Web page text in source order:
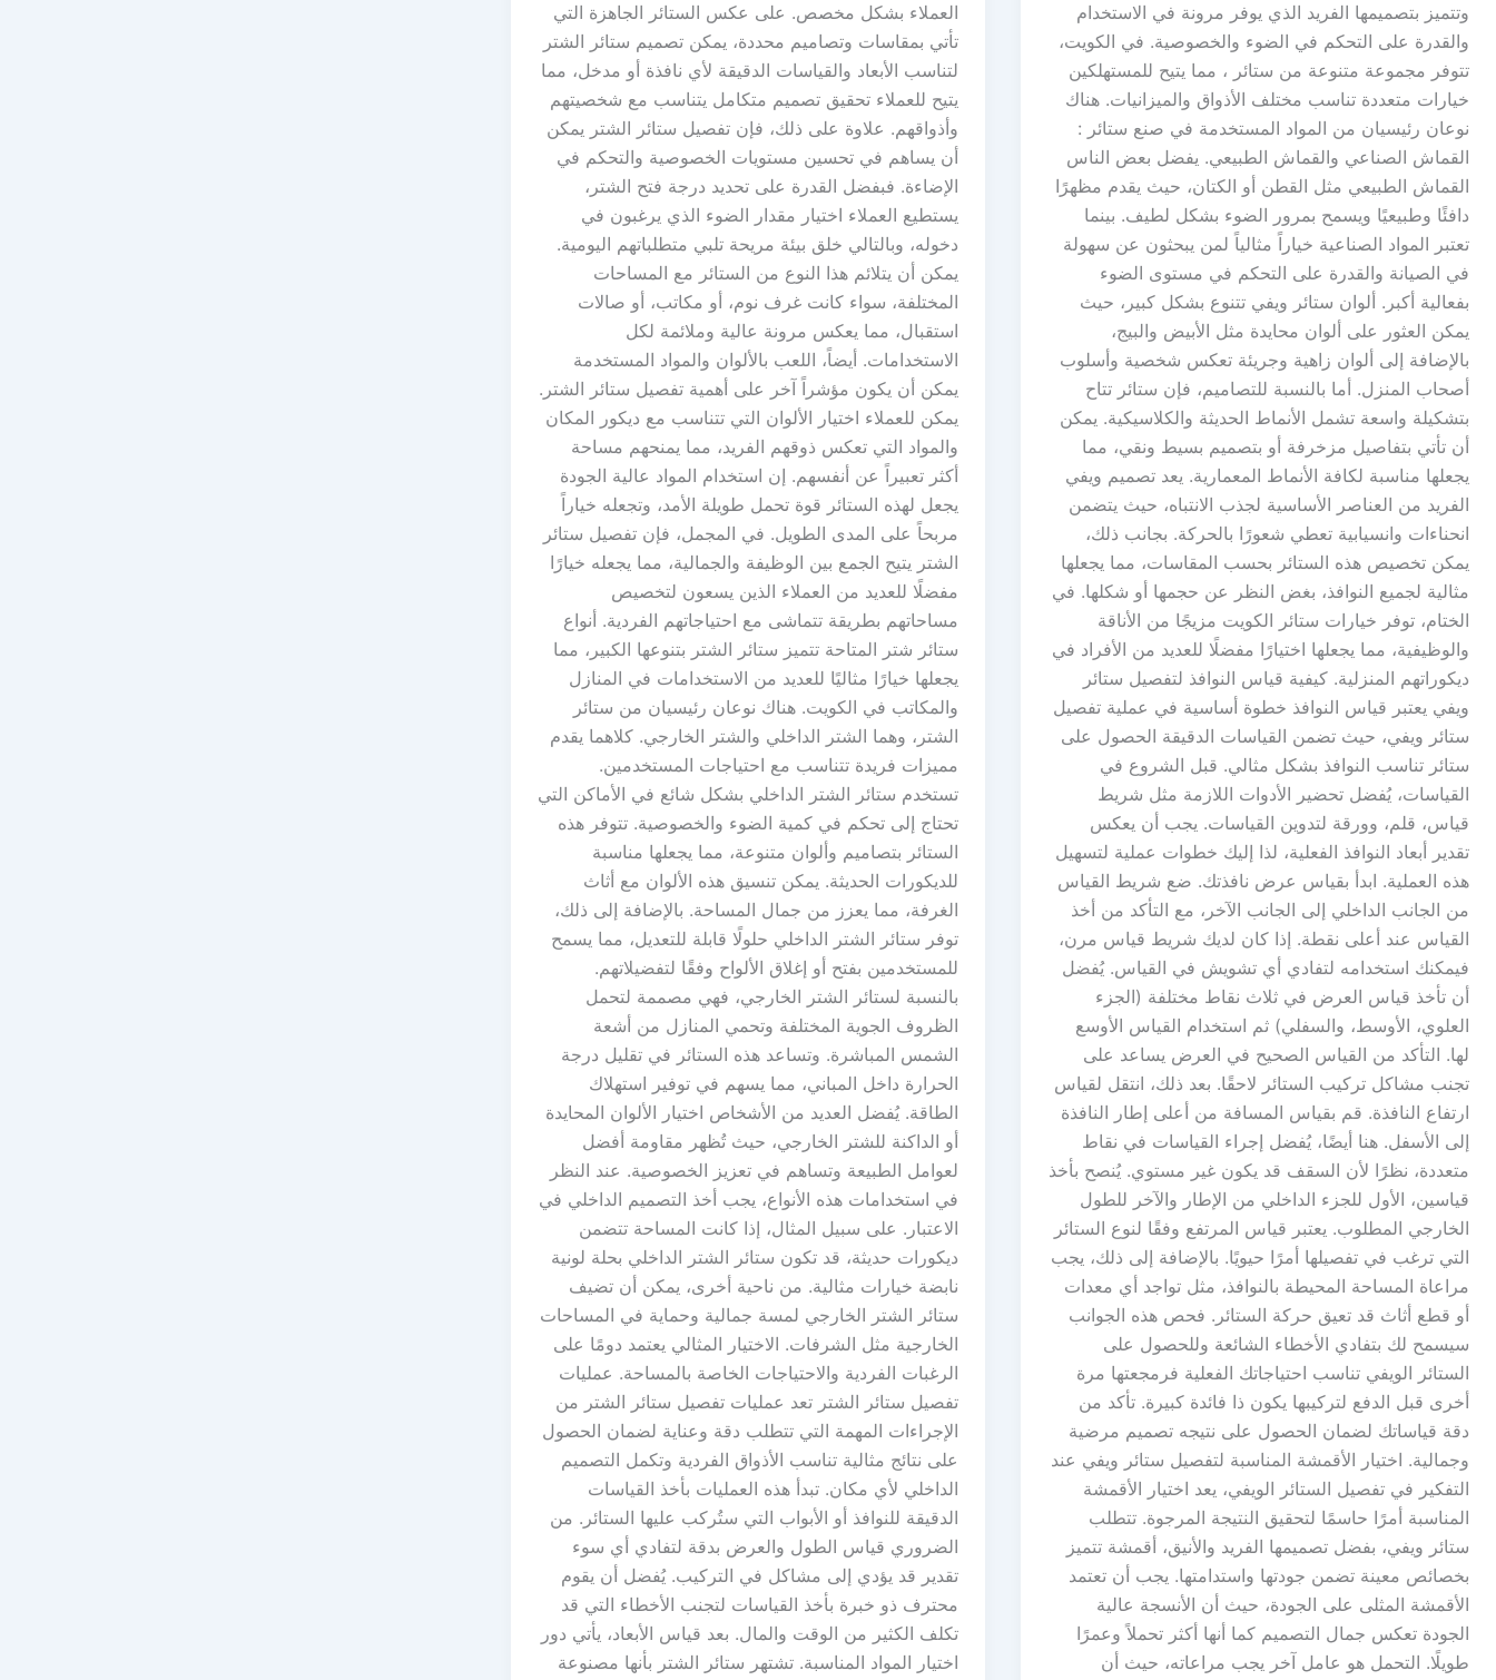
وتتميز بتصميمها الفريد الذي يوفر مرونة في الاستخدام
والقدرة على التحكم في الضوء والخصوصية. في الكويت،
تتوفر مجموعة متنوعة من ستائر ، مما يتيح للمستهلكين
خيارات متعددة تناسب مختلف الأذواق والميزانيات. هناك
نوعان رئيسيان من المواد المستخدمة في صنع ستائر :
القماش الصناعي والقماش الطبيعي. يفضل بعض الناس
القماش الطبيعي مثل القطن أو الكتان، حيث يقدم مظهرًا
دافئًا وطبيعيًا ويسمح بمرور الضوء بشكل لطيف. بينما
تعتبر المواد الصناعية خياراً مثالياً لمن يبحثون عن سهولة
في الصيانة والقدرة على التحكم في مستوى الضوء
بفعالية أكبر. ألوان ستائر ويفي تتنوع بشكل كبير، حيث
يمكن العثور على ألوان محايدة مثل الأبيض والبيج،
بالإضافة إلى ألوان زاهية وجريئة تعكس شخصية وأسلوب
أصحاب المنزل. أما بالنسبة للتصاميم، فإن ستائر تتاح
بتشكيلة واسعة تشمل الأنماط الحديثة والكلاسيكية. يمكن
أن تأتي بتفاصيل مزخرفة أو بتصميم بسيط ونقي، مما
يجعلها مناسبة لكافة الأنماط المعمارية. يعد تصميم ويفي
الفريد من العناصر الأساسية لجذب الانتباه، حيث يتضمن
انحناءات وانسيابية تعطي شعورًا بالحركة. بجانب ذلك،
يمكن تخصيص هذه الستائر بحسب المقاسات، مما يجعلها
مثالية لجميع النوافذ، بغض النظر عن حجمها أو شكلها. في
الختام، توفر خيارات ستائر الكويت مزيجًا من الأناقة
والوظيفية، مما يجعلها اختيارًا مفضلًا للعديد من الأفراد في
ديكوراتهم المنزلية. كيفية قياس النوافذ لتفصيل ستائر
ويفي يعتبر قياس النوافذ خطوة أساسية في عملية تفصيل
ستائر ويفي، حيث تضمن القياسات الدقيقة الحصول على
ستائر تناسب النوافذ بشكل مثالي. قبل الشروع في
القياسات، يُفضل تحضير الأدوات اللازمة مثل شريط
قياس، قلم، وورقة لتدوين القياسات. يجب أن يعكس
تقدير أبعاد النوافذ الفعلية، لذا إليك خطوات عملية لتسهيل
هذه العملية. ابدأ بقياس عرض نافذتك. ضع شريط القياس
من الجانب الداخلي إلى الجانب الآخر، مع التأكد من أخذ
القياس عند أعلى نقطة. إذا كان لديك شريط قياس مرن،
فيمكنك استخدامه لتفادي أي تشويش في القياس. يُفضل
أن تأخذ قياس العرض في ثلاث نقاط مختلفة (الجزء
العلوي، الأوسط، والسفلي) ثم استخدام القياس الأوسع
لها. التأكد من القياس الصحيح في العرض يساعد على
تجنب مشاكل تركيب الستائر لاحقًا. بعد ذلك، انتقل لقياس
ارتفاع النافذة. قم بقياس المسافة من أعلى إطار النافذة
إلى الأسفل. هنا أيضًا، يُفضل إجراء القياسات في نقاط
متعددة، نظرًا لأن السقف قد يكون غير مستوي. يُنصح بأخذ
قياسين، الأول للجزء الداخلي من الإطار والآخر للطول
الخارجي المطلوب. يعتبر قياس المرتفع وفقًا لنوع الستائر
التي ترغب في تفصيلها أمرًا حيويًا. بالإضافة إلى ذلك، يجب
مراعاة المساحة المحيطة بالنوافذ، مثل تواجد أي معدات
أو قطع أثاث قد تعيق حركة الستائر. فحص هذه الجوانب
سيسمح لك بتفادي الأخطاء الشائعة وللحصول على
الستائر الويفي تناسب احتياجاتك الفعلية فرمجعتها مرة
أخرى قبل الدفع لتركيبها يكون ذا فائدة كبيرة. تأكد من
دقة قياساتك لضمان الحصول على نتيجه تصميم مرضية
وجمالية. اختيار الأقمشة المناسبة لتفصيل ستائر ويفي عند
التفكير في تفصيل الستائر الويفي، يعد اختيار الأقمشة
المناسبة أمرًا حاسمًا لتحقيق النتيجة المرجوة. تتطلب
ستائر ويفي، بفضل تصميمها الفريد والأنيق، أقمشة تتميز
بخصائص معينة تضمن جودتها واستدامتها. يجب أن تعتمد
الأقمشة المثلى على الجودة، حيث أن الأنسجة عالية
الجودة تعكس جمال التصميم كما أنها أكثر تحملاً وعمرًا
طويلًا. التحمل هو عامل آخر يجب مراعاته، حيث أن
العملاء بشكل مخصص. على عكس الستائر الجاهزة التي
تأتي بمقاسات وتصاميم محددة، يمكن تصميم ستائر الشتر
لتناسب الأبعاد والقياسات الدقيقة لأي نافذة أو مدخل، مما
يتيح للعملاء تحقيق تصميم متكامل يتناسب مع شخصيتهم
وأذواقهم. علاوة على ذلك، فإن تفصيل ستائر الشتر يمكن
أن يساهم في تحسين مستويات الخصوصية والتحكم في
الإضاءة. فبفضل القدرة على تحديد درجة فتح الشتر،
يستطيع العملاء اختيار مقدار الضوء الذي يرغبون في
دخوله، وبالتالي خلق بيئة مريحة تلبي متطلباتهم اليومية.
يمكن أن يتلائم هذا النوع من الستائر مع المساحات
المختلفة، سواء كانت غرف نوم، أو مكاتب، أو صالات
استقبال، مما يعكس مرونة عالية وملائمة لكل
الاستخدامات. أيضاً، اللعب بالألوان والمواد المستخدمة
يمكن أن يكون مؤشراً آخر على أهمية تفصيل ستائر الشتر.
يمكن للعملاء اختيار الألوان التي تتناسب مع ديكور المكان
والمواد التي تعكس ذوقهم الفريد، مما يمنحهم مساحة
أكثر تعبيراً عن أنفسهم. إن استخدام المواد عالية الجودة
يجعل لهذه الستائر قوة تحمل طويلة الأمد، وتجعله خياراً
مربحاً على المدى الطويل. في المجمل، فإن تفصيل ستائر
الشتر يتيح الجمع بين الوظيفة والجمالية، مما يجعله خيارًا
مفضلًا للعديد من العملاء الذين يسعون لتخصيص
مساحاتهم بطريقة تتماشى مع احتياجاتهم الفردية. أنواع
ستائر شتر المتاحة تتميز ستائر الشتر بتنوعها الكبير، مما
يجعلها خيارًا مثاليًا للعديد من الاستخدامات في المنازل
والمكاتب في الكويت. هناك نوعان رئيسيان من ستائر
الشتر، وهما الشتر الداخلي والشتر الخارجي. كلاهما يقدم
مميزات فريدة تتناسب مع احتياجات المستخدمين.
تستخدم ستائر الشتر الداخلي بشكل شائع في الأماكن التي
تحتاج إلى تحكم في كمية الضوء والخصوصية. تتوفر هذه
الستائر بتصاميم وألوان متنوعة، مما يجعلها مناسبة
للديكورات الحديثة. يمكن تنسيق هذه الألوان مع أثاث
الغرفة، مما يعزز من جمال المساحة. بالإضافة إلى ذلك،
توفر ستائر الشتر الداخلي حلولًا قابلة للتعديل، مما يسمح
للمستخدمين بفتح أو إغلاق الألواح وفقًا لتفضيلاتهم.
بالنسبة لستائر الشتر الخارجي، فهي مصممة لتحمل
الظروف الجوية المختلفة وتحمي المنازل من أشعة
الشمس المباشرة. وتساعد هذه الستائر في تقليل درجة
الحرارة داخل المباني، مما يسهم في توفير استهلاك
الطاقة. يُفضل العديد من الأشخاص اختيار الألوان المحايدة
أو الداكنة للشتر الخارجي، حيث تُظهر مقاومة أفضل
لعوامل الطبيعة وتساهم في تعزيز الخصوصية. عند النظر
في استخدامات هذه الأنواع، يجب أخذ التصميم الداخلي في
الاعتبار. على سبيل المثال، إذا كانت المساحة تتضمن
ديكورات حديثة، قد تكون ستائر الشتر الداخلي بحلة لونية
نابضة خيارات مثالية. من ناحية أخرى، يمكن أن تضيف
ستائر الشتر الخارجي لمسة جمالية وحماية في المساحات
الخارجية مثل الشرفات. الاختيار المثالي يعتمد دومًا على
الرغبات الفردية والاحتياجات الخاصة بالمساحة. عمليات
تفصيل ستائر الشتر تعد عمليات تفصيل ستائر الشتر من
الإجراءات المهمة التي تتطلب دقة وعناية لضمان الحصول
على نتائج مثالية تناسب الأذواق الفردية وتكمل التصميم
الداخلي لأي مكان. تبدأ هذه العمليات بأخذ القياسات
الدقيقة للنوافذ أو الأبواب التي ستُركب عليها الستائر. من
الضروري قياس الطول والعرض بدقة لتفادي أي سوء
تقدير قد يؤدي إلى مشاكل في التركيب. يُفضل أن يقوم
محترف ذو خبرة بأخذ القياسات لتجنب الأخطاء التي قد
تكلف الكثير من الوقت والمال. بعد قياس الأبعاد، يأتي دور
اختيار المواد المناسبة. تشتهر ستائر الشتر بأنها مصنوعة